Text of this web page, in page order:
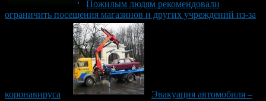
Пожилым людям рекомендовали
ограничить посещения магазинов и других учреждений из-за
коронавируса Эвакуация автомобиля –